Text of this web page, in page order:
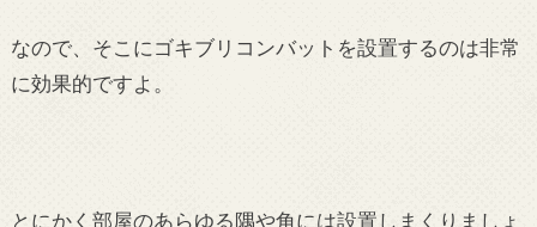
なので、そこにゴキブリコンバットを設置するのは非常
に効果的ですよ。
とにかく部屋のあらゆる隅や角には設置しまくりましょ